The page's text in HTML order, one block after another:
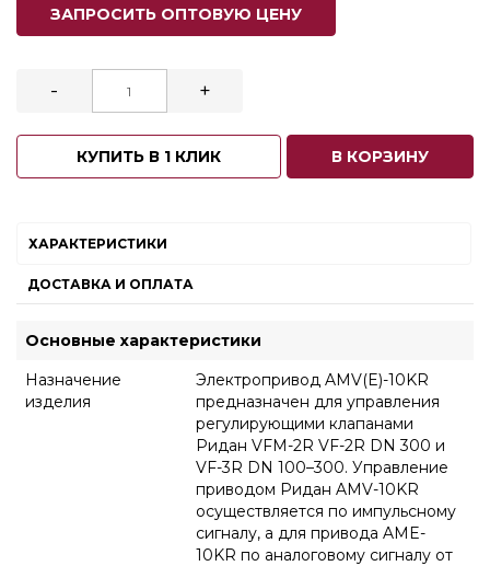
ЗАПРОСИТЬ ОПТОВУЮ ЦЕНУ
- +
КУПИТЬ В 1 КЛИК В КОРЗИНУ
ХАРАКТЕРИСТИКИ
ДОСТАВКА И ОПЛАТА
Основные характеристики
Назначение
изделия
Электропривод AMV(E)-10KR
предназначен для управления
регулирующими клапанами
Ридан VFM-2R VF-2R DN 300 и
VF-3R DN 100–300. Управление
приводом Ридан AMV-10KR
осуществляется по импульсному
сигналу, а для привода AME-
10KR по аналоговому сигналу от